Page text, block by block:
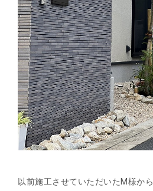
以前施工させていただいたM様から